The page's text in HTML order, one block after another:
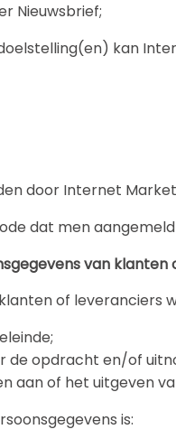
Nieuwsbrief;
kan
door Internet
dat men aangemeld
van klanten
of
de opdracht en/of
aan of het uitgeven
is: